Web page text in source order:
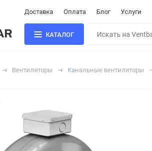
Доставка Оплата Блог Услуги
КАТАЛОГ
Вентиляторы Канальные вентиляторы